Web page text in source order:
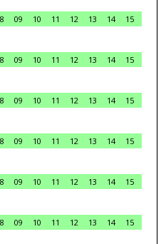
09 10 11 12 13 14
15
09 10 11 12 13 14
15
09 10 11 12 13 14
15
09 10 11 12 13 14
15
09 10 11 12 13 14
15
09 10 11 12 13 14
15